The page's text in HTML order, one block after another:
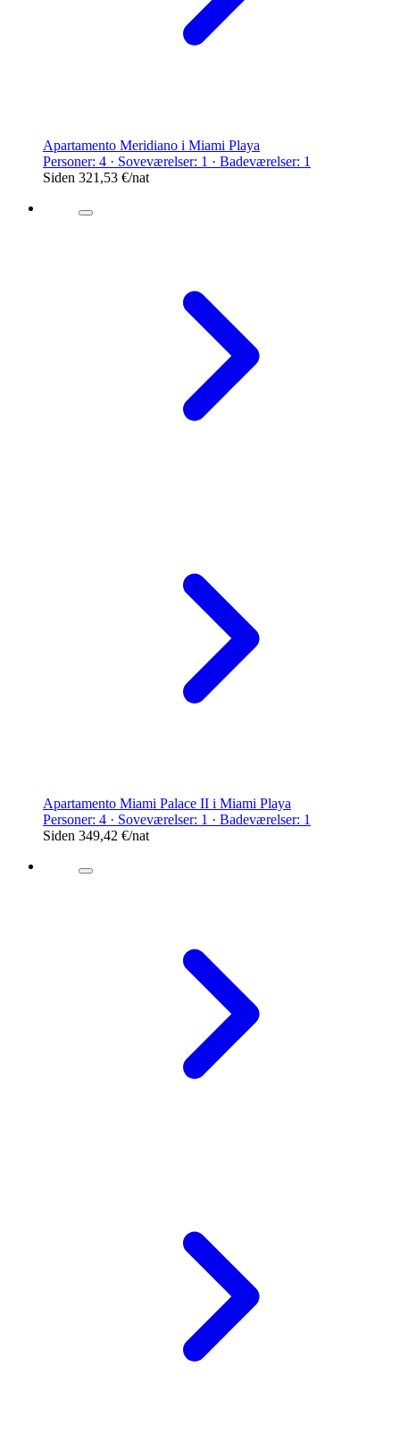
Apartamento Meridiano i Miami Playa
Personer: 4 · Soveværelser: 1 · Badeværelser: 1
Siden 321,53 €/nat
Apartamento Miami Palace II i Miami Playa
Personer: 4 · Soveværelser: 1 · Badeværelser: 1
Siden 349,42 €/nat